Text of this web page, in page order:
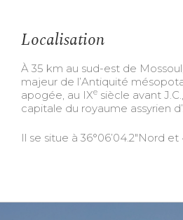
Localisation
À 35 km au sud-est de
majeur de l’Antiquité
apogée, au IXe siècle avant
capitale du royaume assyrien
Il se situe à 36°06’04.2″Nord et